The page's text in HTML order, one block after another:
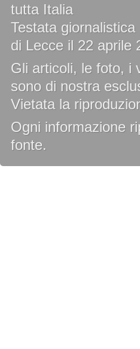
tutta Italia
Testata
di Lecce il 22 aprile
Gli articoli, le foto, i
sono di nostra
Vietata la
Ogni informazione
fonte.